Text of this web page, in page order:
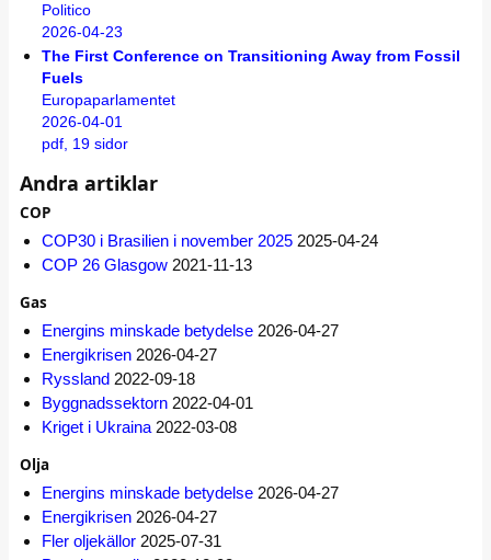
Politico
2026-04-23
The First Conference on Transitioning Away from Fossil
Fuels
Europaparlamentet
2026-04-01
pdf, 19 sidor
Andra artiklar
COP
COP30 i Brasilien i november 2025 2025-04-24
COP 26 Glasgow 2021-11-13
Gas
Energins minskade betydelse 2026-04-27
Energikrisen 2026-04-27
Ryssland 2022-09-18
Byggnadssektorn 2022-04-01
Kriget i Ukraina 2022-03-08
Olja
Energins minskade betydelse 2026-04-27
Energikrisen 2026-04-27
Fler oljekällor 2025-07-31